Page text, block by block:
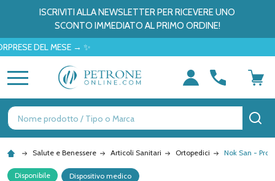
ISCRIVITI ALLA NEWSLETTER PER RICEVERE UNO
SCONTO IMMEDIATO AL PRIMO ORDINE!
DEL MESE → ✨
Ricerca
Salute e Benessere Articoli Sanitari Ortopedici Nok San -
Disponibile Dispositivo medico